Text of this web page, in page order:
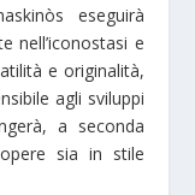
eseguirà
nell’iconostasi e
e originalità,
agli sviluppi
a seconda
sia in stile